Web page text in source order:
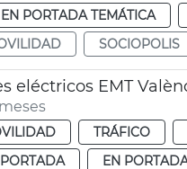
EN PORTADA TEMÁTICA
SOCIOPOLIS
eléctricos EMT
TRÁFICO
EN